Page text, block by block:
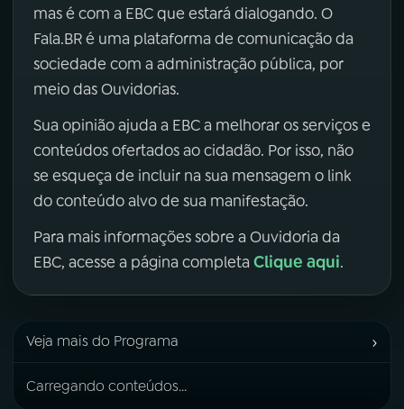
mas é com a EBC que estará dialogando. O
Fala.BR é uma plataforma de comunicação da
sociedade com a administração pública, por
meio das Ouvidorias.
Sua opinião ajuda a EBC a melhorar os serviços e
conteúdos ofertados ao cidadão. Por isso, não
se esqueça de incluir na sua mensagem o link
do conteúdo alvo de sua manifestação.
Para mais informações sobre a Ouvidoria da
EBC, acesse a página completa Clique aqui.
Veja mais do Programa ›
Carregando conteúdos...